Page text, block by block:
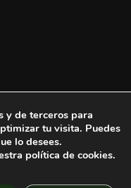
y de terceros para
tu visita. Puedes
lo desees.
política de cookies.